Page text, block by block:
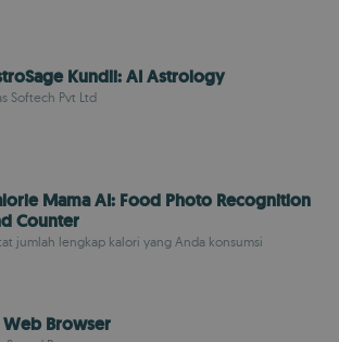
Kundli: AI Astrology
Softech Pvt Ltd
Mama AI: Food Photo Recognition
Counter
jumlah lengkap kalori yang Anda konsumsi
Web Browser